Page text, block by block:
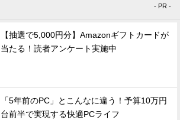
- PR -
【抽選で5,000円分】Amazonギフトカードが
当たる！読者アンケート実施中
「5年前のPC」とこんなに違う！予算10万円
台前半で実現する快適PCライフ